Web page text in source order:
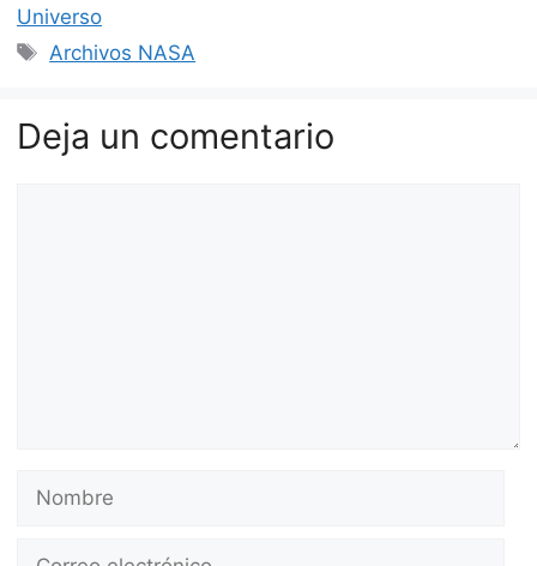
Universo
Etiquetas
Archivos NASA
Deja un comentario
Nombre
Correo